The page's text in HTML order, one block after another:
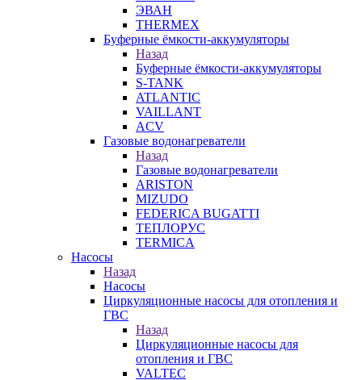
ЭВАН
THERMEX
Буферные ёмкости-аккумуляторы
Назад
Буферные ёмкости-аккумуляторы
S-TANK
ATLANTIC
VAILLANT
ACV
Газовые водонагреватели
Назад
Газовые водонагреватели
ARISTON
MIZUDO
FEDERICA BUGATTI
ТЕПЛОРУС
TERMICA
Насосы
Назад
Насосы
Циркуляционные насосы для отопления и
ГВС
Назад
Циркуляционные насосы для
отопления и ГВС
VALTEC